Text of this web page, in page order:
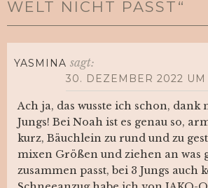
WELT NICHT PASST “
YASMINA sagt:
30. DEZEMBER 2022
Ach ja, das wusste ich schon,
Jungs! Bei Noah ist es genau so,
kurz, Bäuchlein zu rund und zu
mixen Größen und ziehen an was
zusammen passt, bei 3 Jungs auch